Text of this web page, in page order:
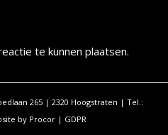
te kunnen plaatsen.
265 | 2320 Hoogstraten | Tel.:
by Procor | GDPR